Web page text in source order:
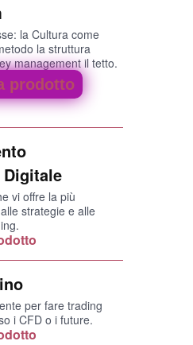
la Cultura come
la struttura
management il tetto.
prodotto
Digitale
vi offre la più
strategie e alle
per fare trading
i CFD o i future.